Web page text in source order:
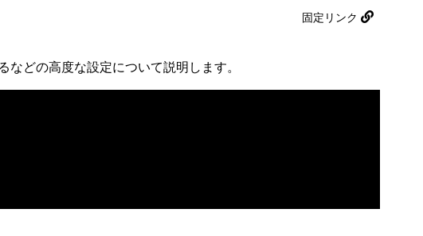
固定リンク
どの高度な設定について説明します。